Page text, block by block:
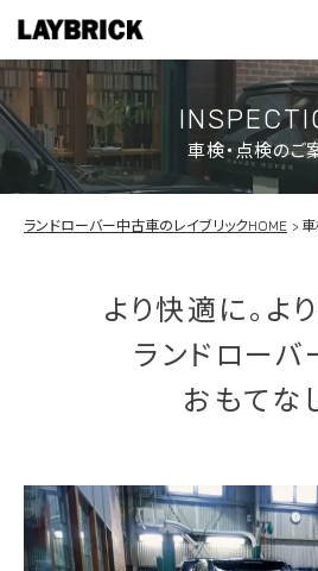
PARTS
CONTACT
PRIVACY
車検・点検のご
ランドローバー中古車のレイブリックHOME
より快適に。よ
ランドローバ
おもてな